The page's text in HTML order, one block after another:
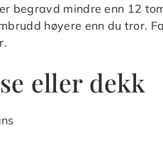
begravd mindre enn 12
høyere enn du tror.
eller dekk